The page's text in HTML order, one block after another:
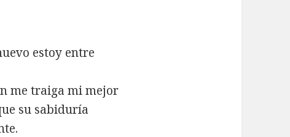
estoy entre
me traiga mi mejor
su sabiduría